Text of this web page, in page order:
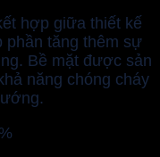
hợp giữa thiết kế
phần tăng thêm sự
Bề mặt được sản
năng chóng cháy